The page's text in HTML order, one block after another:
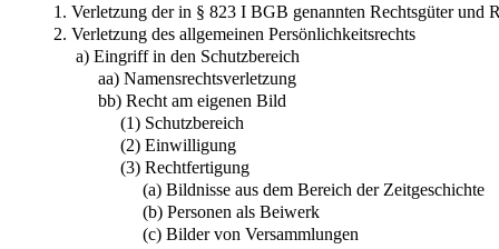
1. Verletzung der in § 823 I BGB genannten Rechtsgüter und
2. Verletzung des allgemeinen Persönlichkeitsrechts
a) Eingriff in den Schutzbereich
aa) Namensrechtsverletzung
bb) Recht am eigenen Bild
(1) Schutzbereich
(2) Einwilligung
(3) Rechtfertigung
(a) Bildnisse aus dem Bereich der Zeitgeschichte
(b) Personen als Beiwerk
(c) Bilder von Versammlungen